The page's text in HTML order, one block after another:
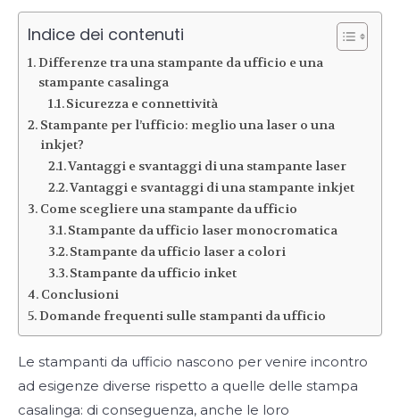
Indice dei contenuti
Differenze tra una stampante da ufficio e una
stampante casalinga
Sicurezza e connettività
Stampante per l’ufficio: meglio una laser o una
inkjet?
Vantaggi e svantaggi di una stampante laser
Vantaggi e svantaggi di una stampante inkjet
Come scegliere una stampante da ufficio
Stampante da ufficio laser monocromatica
Stampante da ufficio laser a colori
Stampante da ufficio inket
Conclusioni
Domande frequenti sulle stampanti da ufficio
Le stampanti da ufficio nascono per venire incontro
ad esigenze diverse rispetto a quelle delle stampa
casalinga: di conseguenza, anche le loro